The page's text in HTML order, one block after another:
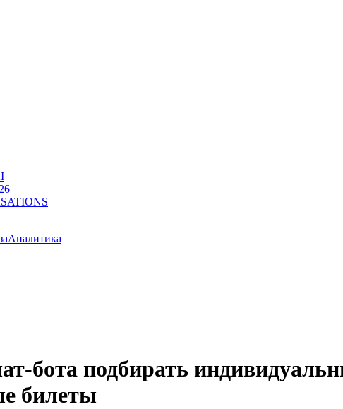
Аналитика
бота подбирать
билеты